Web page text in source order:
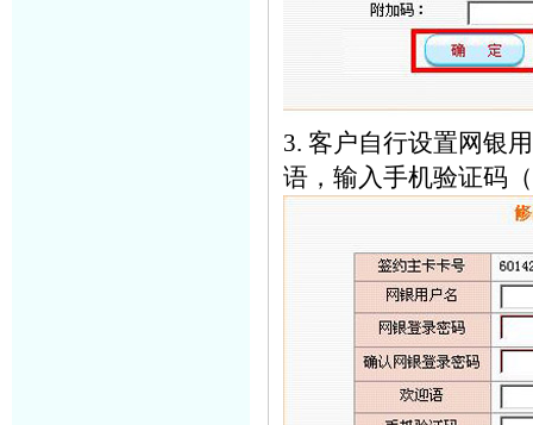
3. 客户自行设置网银
语，输入手机验证码